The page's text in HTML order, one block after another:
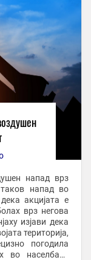
напад врз
таков напад во
акцијата е
врз негова
изјави дека
територија,
погодила
во населбата